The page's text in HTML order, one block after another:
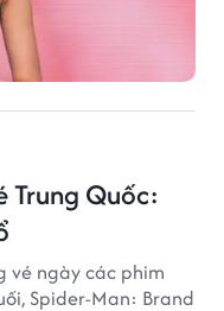
Trung Quốc:
vé ngày các phim
Spider-Man: Brand